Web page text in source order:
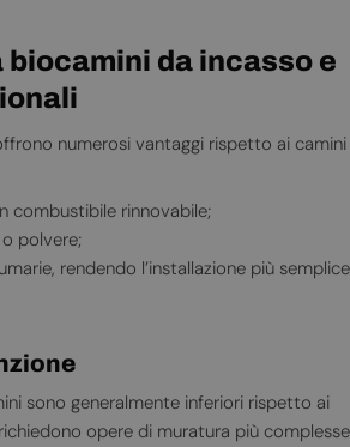
biocamini da incasso e
numerosi vantaggi rispetto ai camini
combustibile rinnovabile;
polvere;
rendendo l’installazione più semplice
sono generalmente inferiori rispetto ai
opere di muratura più complesse